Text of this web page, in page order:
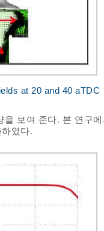
at 20 and 40 aTDC
보여 준다. 본 연구
였다.